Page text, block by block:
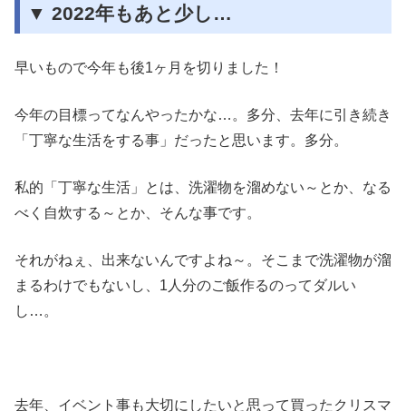
▼ 2022年もあと少し…
早いもので今年も後1ヶ月を切りました！
今年の目標ってなんやったかな…。多分、去年に引き続き
「丁寧な生活をする事」だったと思います。多分。
私的「丁寧な生活」とは、洗濯物を溜めない～とか、なる
べく自炊する～とか、そんな事です。
それがねぇ、出来ないんですよね～。そこまで洗濯物が溜
まるわけでもないし、1人分のご飯作るのってダルい
し…。
去年、イベント事も大切にしたいと思って買ったクリスマ